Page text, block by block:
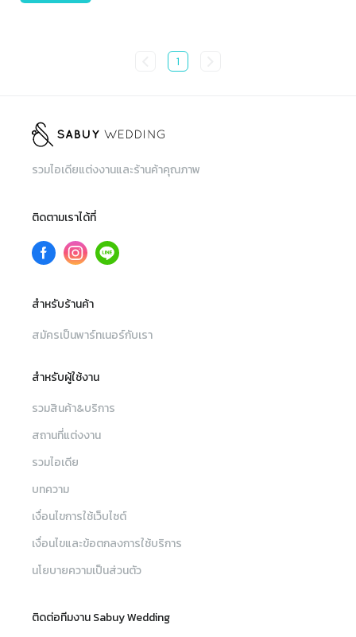
1
รวมไอเดียแต่งงานและร้านค้าคุณภาพ
ติดตามเราได้ที่
สำหรับร้านค้า
สมัครเป็นพาร์ทเนอร์กับเรา
สำหรับผู้ใช้งาน
รวมสินค้า&บริการ
สถานที่แต่งงาน
รวมไอเดีย
บทความ
เงื่อนไขการใช้เว็บไซต์
เงื่อนไขและข้อตกลงการใช้บริการ
นโยบายความเป็นส่วนตัว
ติดต่อทีมงาน Sabuy Wedding